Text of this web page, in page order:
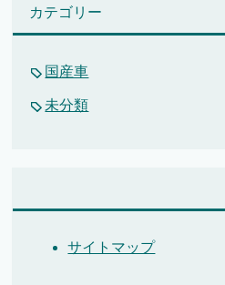
カテゴリー
国産車
未分類
サイトマップ